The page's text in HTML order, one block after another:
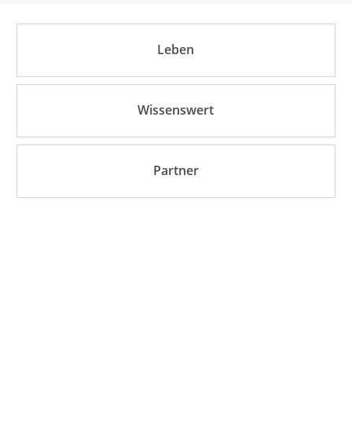
Leben
Wissenswert
Partner